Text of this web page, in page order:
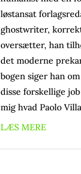
løstansat
ghostwriter,
oversætter, han
det moderne
bogen siger han
disse forskellige
mig hvad Paolo
LÆS MERE